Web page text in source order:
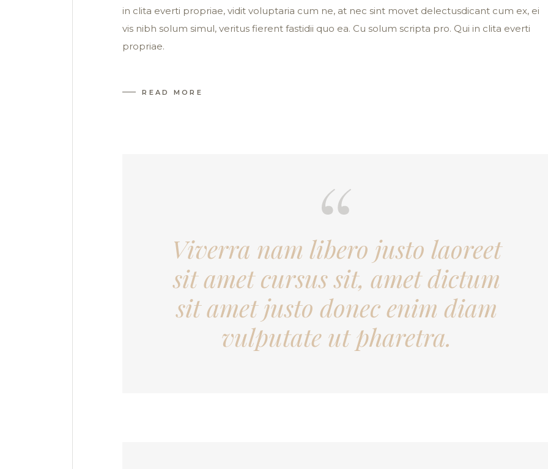
in clita everti propriae, vidit voluptaria cum ne, at nec sint movet delectusdicant cum ex, ei
vis nibh solum simul, veritus fierent fastidii quo ea. Cu solum scripta pro. Qui in clita everti
propriae.
READ MORE
Viverra nam libero justo laoreet
sit amet cursus sit, amet dictum
sit amet justo donec enim diam
vulputate ut pharetra.